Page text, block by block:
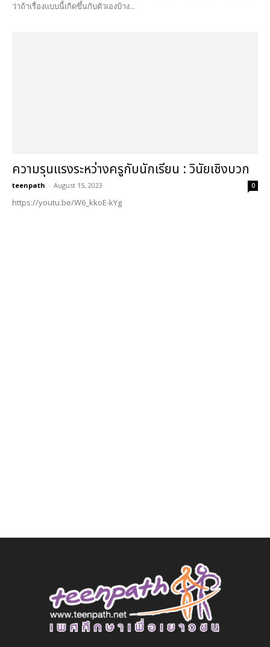
ว่าถ้าเรื่องแบบนี้เกิดขึ้นกับตัวเองบ้าง...
ความรุนแรงระหว่างครูกับนักเรียน : วินัยเชิงบวก
teenpath - August 15, 2023 0
https://youtu.be/W6_kkoE-kYg